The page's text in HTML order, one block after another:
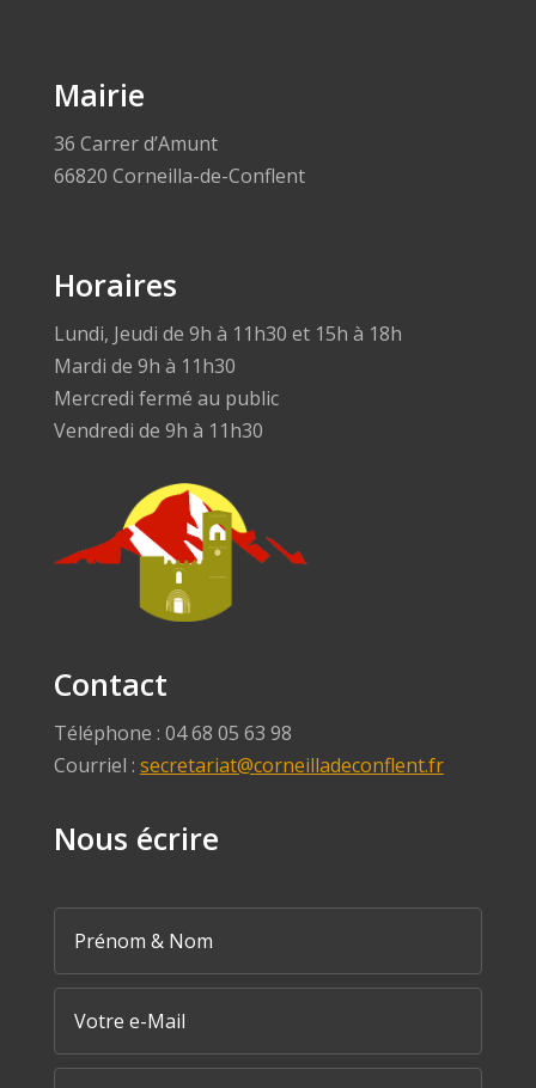
Mairie
36 Carrer d’Amunt
66820 Corneilla-de-Conflent
Horaires
Lundi, Jeudi de 9h à 11h30 et 15h à 18h
Mardi de 9h à 11h30
Mercredi fermé au public
Vendredi de 9h à 11h30
Contact
Téléphone : 04 68 05 63 98
Courriel : secretariat@corneilladeconflent.fr
Nous écrire